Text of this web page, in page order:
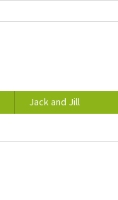
Jack and Jill